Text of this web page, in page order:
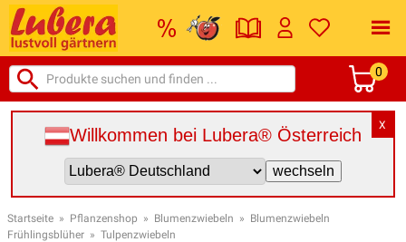
0
X
Willkommen bei Lubera® Österreich
Startseite » Pflanzenshop » Blumenzwiebeln » Blumenzwiebeln
Frühlingsblüher » Tulpenzwiebeln